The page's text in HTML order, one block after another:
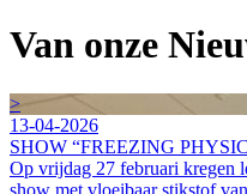
Van onze
>
13-04-2026
SHOW “FREEZING
Op vrijdag 27 februari kregen
show met vloeibaar stikstof